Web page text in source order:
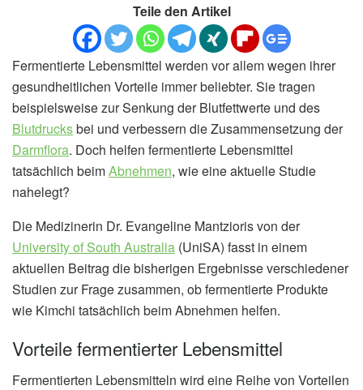
Teile den Artikel
Fermentierte Lebensmittel werden vor allem wegen ihrer
gesundheitlichen Vorteile immer beliebter. Sie tragen
beispielsweise zur Senkung der Blutfettwerte und des
Blutdrucksbei und verbessern die Zusammensetzung der
Darmflora. Doch helfen fermentierte Lebensmittel
tatsächlich beimAbnehmen, wie eine aktuelle Studie
nahelegt?
Die Medizinerin Dr. Evangeline Mantzioris von der
University of South Australia (UniSA) fasst in einem
aktuellen Beitrag die bisherigen Ergebnisse verschiedener
Studien zur Frage zusammen, ob fermentierte Produkte
wie Kimchi tatsächlich beim Abnehmen helfen.
Vorteile fermentierter Lebensmittel
Fermentierten Lebensmitteln wird eine Reihe von Vorteilen